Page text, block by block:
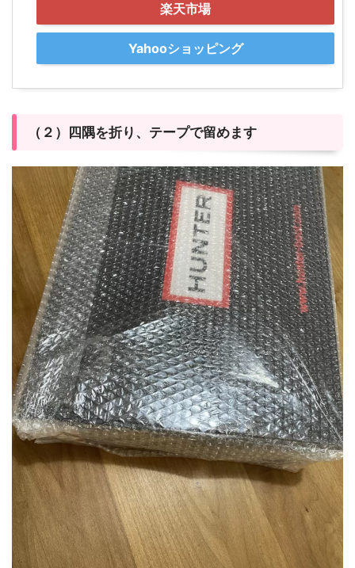
楽天市場
Yahooショッピング
（２）四隅を折り、テープで留めます